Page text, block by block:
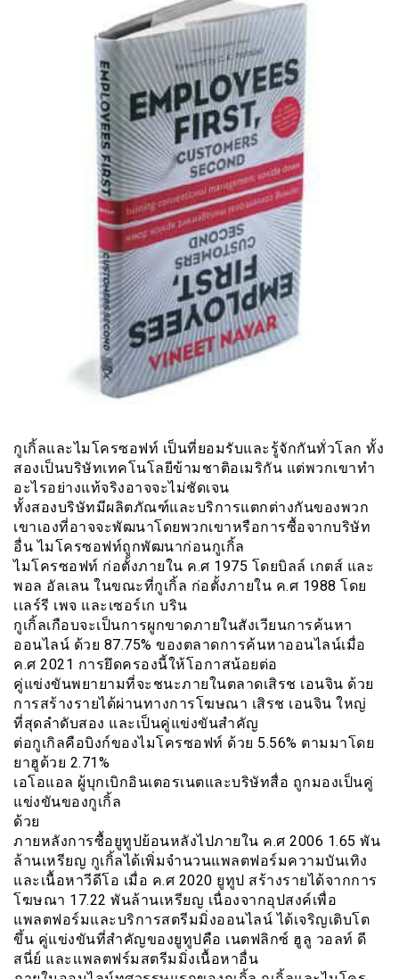
กูเกิ้ลและไมโครซอฟท์ เป็นที่ยอมรับและรู้จักกันทั่วโลก ทั้ง
สองเป็นบริษัทเทคโนโลยีข้ามชาติอเมริกัน แต่พวกเขาทำ
อะไรอย่างแท้จริงอาจจะไม่ชัดเจน
ทั้งสองบริษัทมีผลิตภัณฑ์และบริการแตกต่างกันของพวก
เขาเองที่อาจจะพัฒนาโดยพวกเขาหรือการซื้อจากบริษัท
อื่น ไมโครซอฟท์ถูกพัฒนาก่อนกูเกิ้ล
ไมโครซอฟท์ ก่อตั้งภายใน ค.ศ 1975 โดยบิลล์ เกตส์ และ
พอล อัลเลน ในขณะที่กูเกิ้ล ก่อตั้งภายใน ค.ศ 1988 โดย
เเลร์รี เพจ และเซอร์เก บริน
กูเกิ้ลเกือบจะเป็นการผูกขาดภายในสังเวียนการค้นหา
ออนไลน์ ด้วย 87.75% ของตลาดการค้นหาออนไลน์เมื่อ
ค.ศ 2021 การยึดครองนี้ให้โอกาสน้อยต่อ
คู่แข่งขันพยายามที่จะชนะภายในตลาดเสิรช เอนจิน ด้วย
การสร้างรายได้ผ่านทางการโฆษณา เสิรช เอนจิน ใหญ่
ที่สุดลำดับสอง และเป็นคู่แข่งขันสำคัญ
ต่อกูเกิลคือบิงก์ของไมโครซอฟท์ ด้วย 5.56% ตามมาโดย
ยาฮูด้วย 2.71%
เอโอแอล ผู้บุกเบิกอินเตอรเนตและบริษัทสื่อ ถูกมองเป็นคู่
แข่งขันของกูเกิ้ล
ด้วย
ภายหลังการซื้อยูทูปย้อนหลังไปภายใน ค.ศ 2006 1.65 พัน
ล้านเหรียญ กูเกิ้ลได้เพิ่มจำนวนแพลตฟอร์มความบันเทิง
และเนื้อหาวีดีโอ เมื่อ ค.ศ 2020 ยูทูป สร้างรายได้จากการ
โฆษณา 17.22 พันล้านเหรียญ เนื่องจากอุปสงค์เพื่อ
แพลตฟอร์มและบริการสตรีมมิ่งออนไลน์ ได้เจริญเติบโต
ขึ้น คู่แข่งขันที่สำคัญของยูทูปคือ เนตฟลิกซ์ ฮูลู วอลท์ ดี
สนี่ย์ และเเพลตฟร์มสตรีมมิ่งเนื้อหาอื่น